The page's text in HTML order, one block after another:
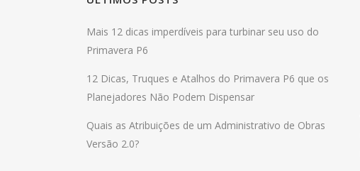
Mais 12 dicas imperdíveis para turbinar seu uso do
Primavera P6
12 Dicas, Truques e Atalhos do Primavera P6 que os
Planejadores Não Podem Dispensar
Quais as Atribuições de um Administrativo de Obras
Versão 2.0?